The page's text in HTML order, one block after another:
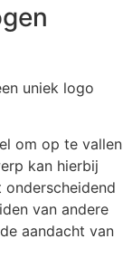
uniek logo
om op te vallen
kan hierbij
van andere
aandacht van